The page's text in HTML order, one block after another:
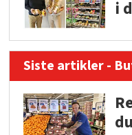
i
Siste artikler -